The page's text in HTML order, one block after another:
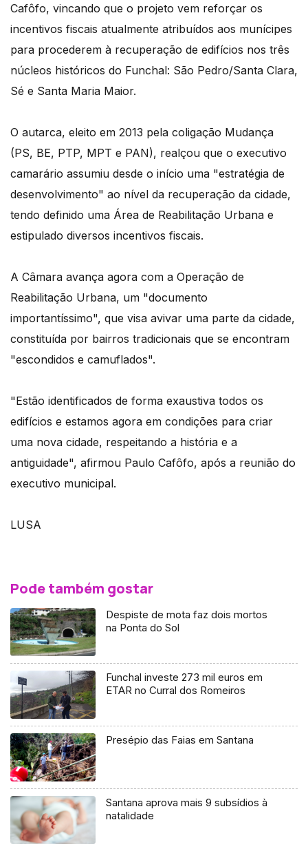
Cafôfo, vincando que o projeto vem reforçar os
incentivos fiscais atualmente atribuídos aos munícipes
para procederem à recuperação de edifícios nos três
núcleos históricos do Funchal: São Pedro/Santa Clara,
Sé e Santa Maria Maior.
O autarca, eleito em 2013 pela coligação Mudança
(PS, BE, PTP, MPT e PAN), realçou que o executivo
camarário assumiu desde o início uma "estratégia de
desenvolvimento" ao nível da recuperação da cidade,
tendo definido uma Área de Reabilitação Urbana e
estipulado diversos incentivos fiscais.
A Câmara avança agora com a Operação de
Reabilitação Urbana, um "documento
importantíssimo", que visa avivar uma parte da cidade,
constituída por bairros tradicionais que se encontram
"escondidos e camuflados".
"Estão identificados de forma exaustiva todos os
edifícios e estamos agora em condições para criar
uma nova cidade, respeitando a história e a
antiguidade", afirmou Paulo Cafôfo, após a reunião do
executivo municipal.
LUSA
Pode também gostar
Despiste de mota faz dois mortos
na Ponta do Sol
Funchal investe 273 mil euros em
ETAR no Curral dos Romeiros
Presépio das Faias em Santana
Santana aprova mais 9 subsídios à
natalidade